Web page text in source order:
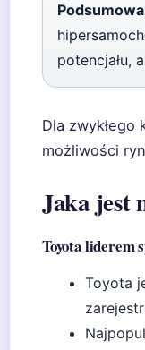
potencjału,
Dla
możliwości
Jaka jest
Toyota liderem
Toyota